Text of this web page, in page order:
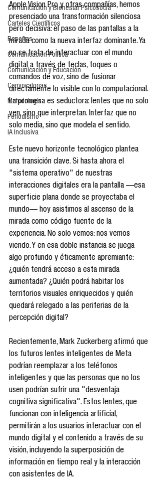
Comunicación y Bienestar Psicosocia
Carteles Científicos
Reseñas
Comunicación Política
Comunicación y Educación
Convocatorias
Metodología
Periodismo
IA Inclusiva
Apple Vision Pro y otras compañías, hemos
presenciado una transformación silenciosa
pero decisiva: el paso de las pantallas a la
mirada como la nueva interfaz dominante. Ya
no se trata de interactuar con el mundo
digital a través de teclas, toques o
comandos de voz, sino de fusionar
directamente lo visible con lo computacional.
La promesa es seductora: lentes que no solo
ven, sino que interpretan. Interfaz que no
solo media, sino que modela el sentido.
Este nuevo horizonte tecnológico plantea
una transición clave. Si hasta ahora el
"sistema operativo" de nuestras
interacciones digitales era la pantalla —esa
superficie plana donde se proyectaba el
mundo— hoy asistimos al ascenso de la
mirada como código fuente de la
experiencia. No solo vemos: nos vemos
viendo. Y en esa doble instancia se juega
algo profundo y éticamente apremiante:
¿quién tendrá acceso a esta mirada
aumentada? ¿Quién podrá habitar los
territorios visuales enriquecidos y quién
quedará relegado a las periferias de la
percepción digital?
Recientemente, Mark Zuckerberg afirmó que
los futuros lentes inteligentes de Meta
podrían reemplazar a los teléfonos
inteligentes y que las personas que no los
usen podrían sufrir una "desventaja
cognitiva significativa". Estos lentes, que
funcionan con inteligencia artificial,
permitirán a los usuarios interactuar con el
mundo digital y el contenido a través de su
visión, incluyendo la superposición de
información en tiempo real y la interacción
con asistentes de IA.